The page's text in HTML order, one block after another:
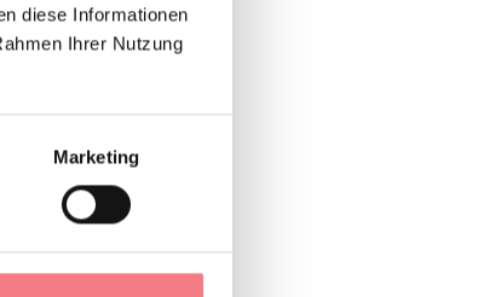
diese Informationen
Ihrer Nutzung
Marketing